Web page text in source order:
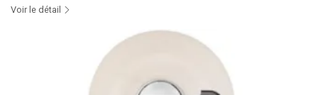
Voir le détail